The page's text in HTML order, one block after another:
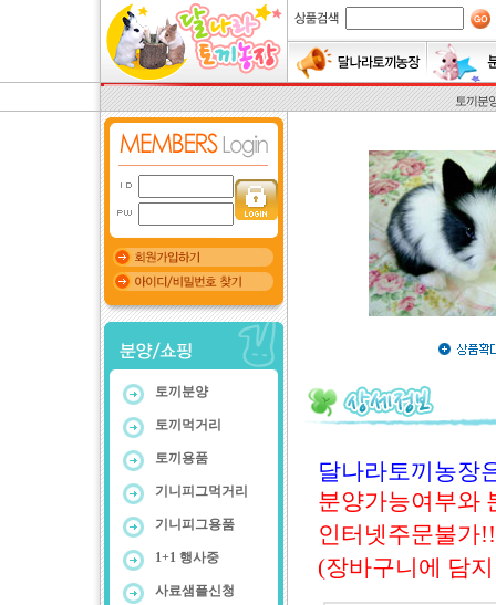
토끼분
토끼분양
토끼먹거리
토끼용품
기니피그먹거리
기니피그용품
1+1 행사중
사료샘플신청
달나라토끼농장
분양가능여부와
인터넷주문불가
(장바구니에 담